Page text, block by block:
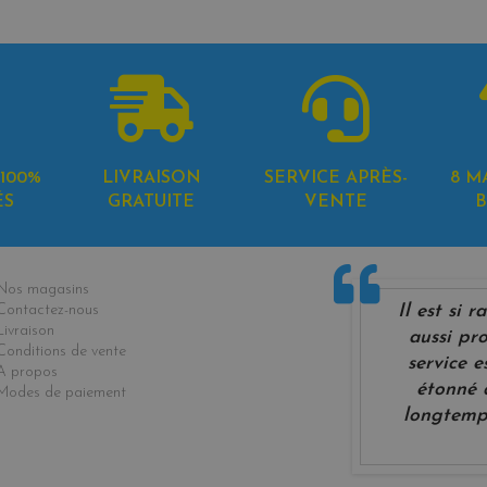
LIVRAISON
GRATUITE
SERVICE APRÈS-
VENTE
8
magasins
nous
de vente
propos
de paiement
Il est si
aussi
service
étonné